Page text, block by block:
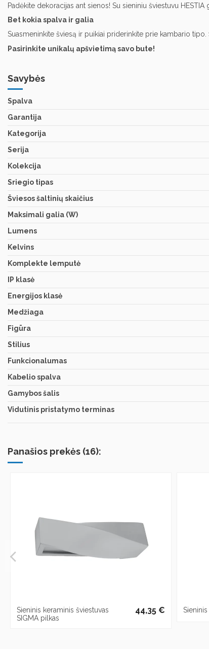
Padėkite dekoracijas ant sienos! Su sieniniu šviestuvu
Bet kokia spalva ir galia
Suasmeninkite šviesą ir puikiai priderinkite prie kambario
Pasirinkite unikalų apšvietimą savo bute!
Savybės
Spalva
Garantija
Kategorija
Serija
Kolekcija
Sriegio tipas
Šviesos šaltinių skaičius
Maksimali galia (W)
Lumens
Kelvins
Komplekte lemputė
IP klasė
Energijos klasė
Medžiaga
Figūra
Stilius
Funkcionalumas
Kabelio spalva
Gamybos šalis
Vidutinis pristatymo terminas
Panašios prekės (16):
Sieninis keraminis šviestuvas
SIGMA pilkas
44,35 €